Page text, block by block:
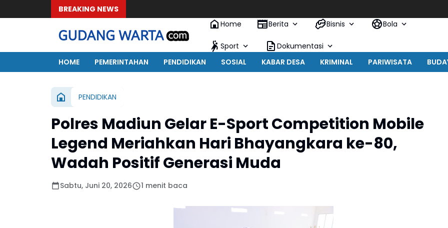
BREAKING NEWS
Home
Berita Bisnis Bola
Sport
Dokumentasi
HOME
PEMERINTAHAN PENDIDIKAN SOSIAL KABAR DESA KRIMINAL PARIWISATA
PENDIDIKAN
Polres Madiun Gelar E-Sport Competition Mobile
Legend Meriahkan Hari Bhayangkara ke-80,
Wadah Positif Generasi Muda
Sabtu, Juni 20, 2026 1 menit baca